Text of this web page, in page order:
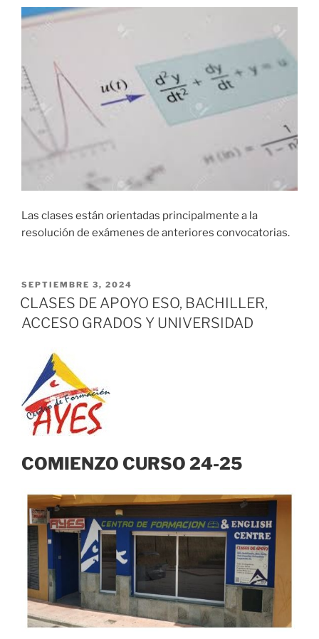
Las clases están orientadas principalmente a la
resolución de exámenes de anteriores convocatorias.
PUBLICADO
EL
SEPTIEMBRE 3, 2024
CLASES DE APOYO ESO, BACHILLER,
ACCESO GRADOS Y UNIVERSIDAD
COMIENZO CURSO 24-25